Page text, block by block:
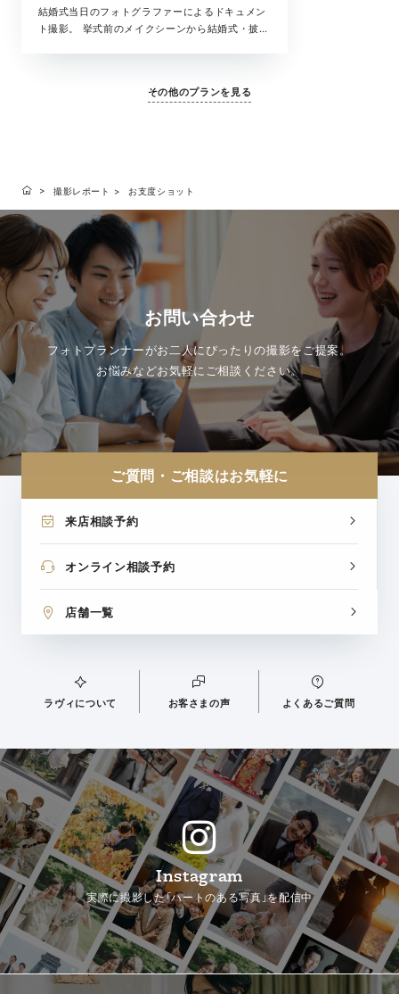
結婚式当日のフォトグラファーによるドキュメン
ト撮影。 挙式前のメイクシーンから結婚式・披露
その他のプランを見る
撮影レポート お支度ショット
お問い合わせ
フォトプランナーがお二人にぴったりの撮影をご提案。
お悩みなどお気軽にご相談ください。
ご質問・ご相談はお気軽に
来店相談予約
オンライン相談予約
店舗一覧
ラヴィについて お客さまの声 よくあるご質問
Instagram
実際に撮影した「ハートのある写真」を配信中